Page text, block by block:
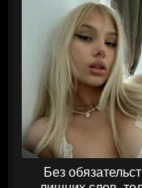
обратились за
предстояло
друзей и
Без